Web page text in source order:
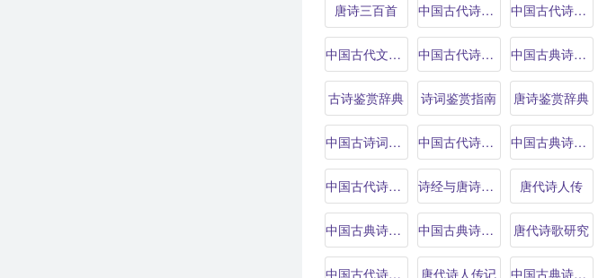
唐诗三百首 中国古代诗词选读 中国古代诗歌鉴赏
中国古代文学史 中国古代诗歌鉴赏辞典 中国古典诗词鉴赏
古诗鉴赏辞典 诗词鉴赏指南 唐诗鉴赏辞典
中国古诗词鉴赏辞典 中国古代诗词鉴赏辞典 中国古典诗词鉴赏辞典
中国古代诗词鉴赏 诗经与唐诗的比较研究 唐代诗人传
中国古典诗歌鉴赏辞典 中国古典诗歌鉴赏 唐代诗歌研究
中国古代诗词研究 唐代诗人传记 中国古典诗词赏析